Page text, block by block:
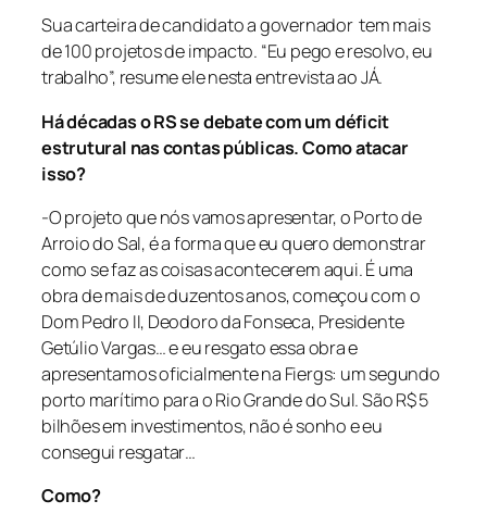
Sua carteira de candidato a governador tem mais
de 100 projetos de impacto. “Eu pego e resolvo, eu
trabalho”, resume ele nesta entrevista ao JÁ.
Há décadas o RS se debate com um déficit
estrutural nas contas públicas. Como atacar
isso?
-O projeto que nós vamos apresentar, o Porto de
Arroio do Sal, é a forma que eu quero demonstrar
como se faz as coisas acontecerem aqui. É uma
obra de mais de duzentos anos, começou com o
Dom Pedro II, Deodoro da Fonseca, Presidente
Getúlio Vargas… e eu resgato essa obra e
apresentamos oficialmente na Fiergs: um segundo
porto marítimo para o Rio Grande do Sul. São R$ 5
bilhões em investimentos, não é sonho e eu
consegui resgatar…
Como?